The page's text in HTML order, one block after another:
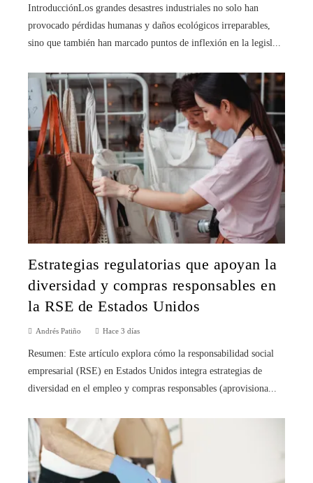
IntroducciónLos grandes desastres industriales no solo han
provocado pérdidas humanas y daños ecológicos irreparables,
sino que también han marcado puntos de inflexión en la legisl...
Estrategias regulatorias que apoyan la
diversidad y compras responsables en
la RSE de Estados Unidos
Andrés Patiño Hace 3 días
Resumen: Este artículo explora cómo la responsabilidad social
empresarial (RSE) en Estados Unidos integra estrategias de
diversidad en el empleo y compras responsables (aprovisiona...